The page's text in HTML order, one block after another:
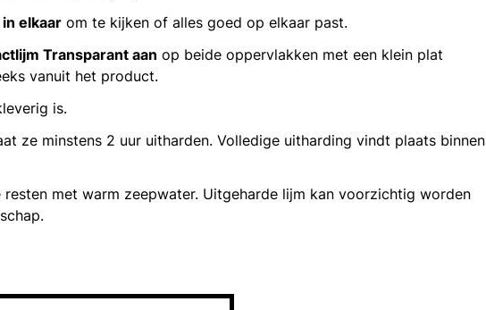
elkaarom te kijken of alles goed op elkaar past.
Transparant aan op beide oppervlakken met een klein plat
vanuit het product.
is.
ze minstens 2 uur uitharden. Volledige uitharding vindt plaats binnen
met warm zeepwater. Uitgeharde lijm kan voorzichtig worden